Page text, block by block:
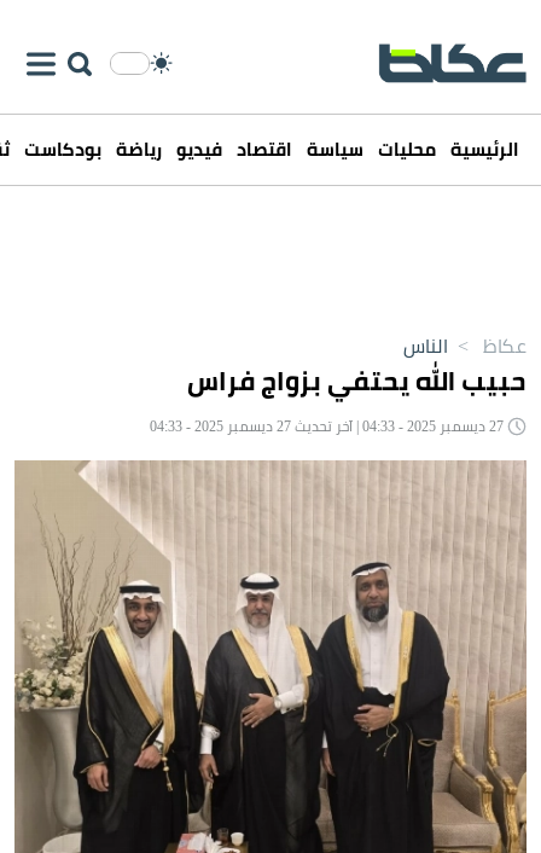
الرئيسية محليات سياسة اقتصاد فيديو رياضة بودكاست
عكاظ > الناس
حبيب الله يحتفي بزواج فراس